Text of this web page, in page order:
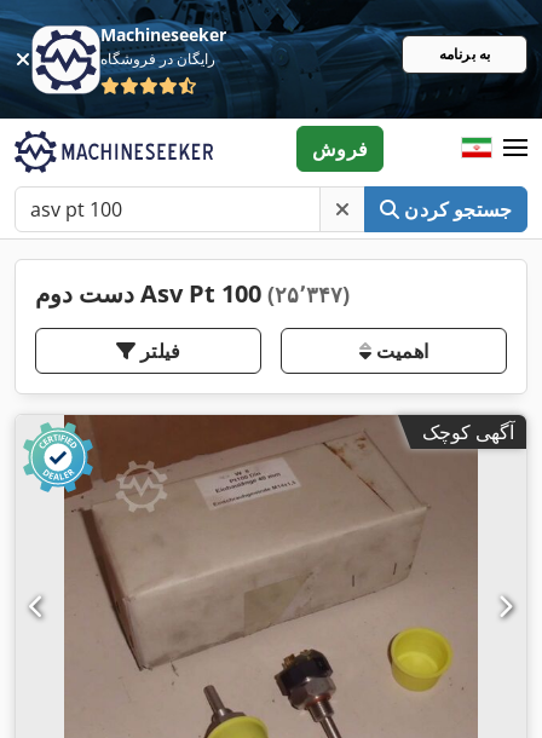
Machineseeker
رایگان در فروشگاه به برنامه
جستجو کردن
فروش
دست دوم Asv Pt 100 (۲۵٬۳۴۷)
فیلتر اهمیت
آگهی کوچک